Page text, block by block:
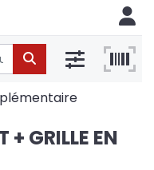
GRILLE EN